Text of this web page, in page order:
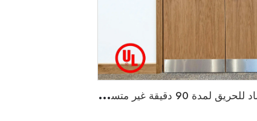
ب
اب خشبي مضاد للحريق لمدة 90 دقيقة غير متساوي مع شهادة UL لمبنى فندق